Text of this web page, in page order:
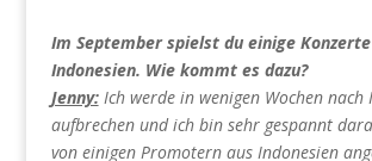
Im September spielst du einige
Indonesien. Wie kommt es dazu?
Jenny:Ich werde in wenigen Wochen nach
aufbrechen und ich bin sehr gespannt
von einigen Promotern aus Indonesien